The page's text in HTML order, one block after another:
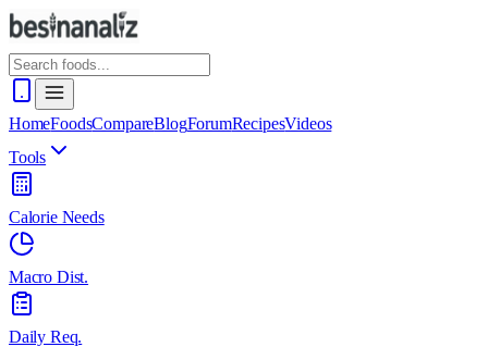
HomeFoodsCompareBlogForumRecipesVideos
Tools
Calorie Needs
Macro Dist.
Daily Req.